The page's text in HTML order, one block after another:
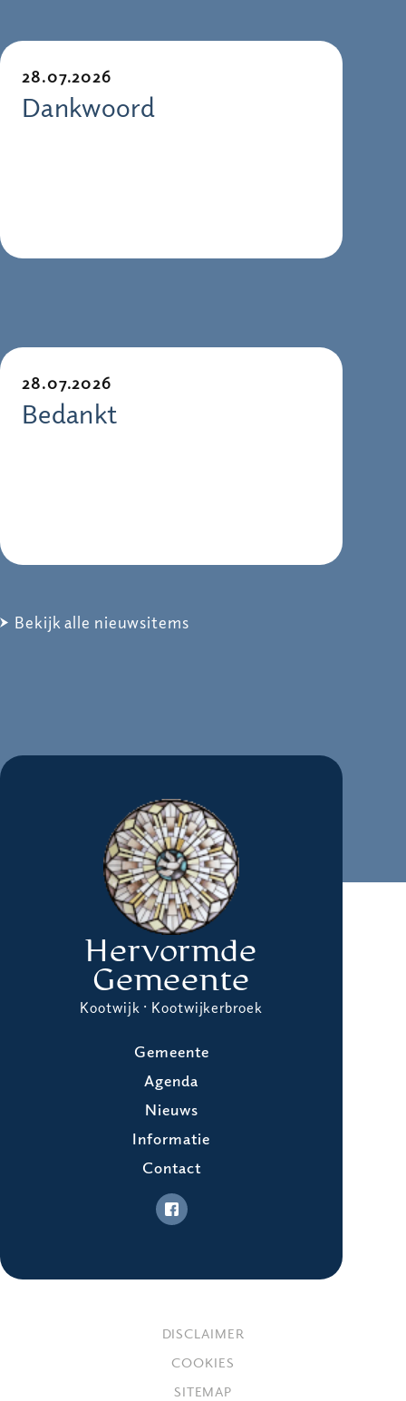
28.07.2026
Dankwoord
28.07.2026
Bedankt
Bekijk alle nieuwsitems
Hervormde
Gemeente
Kootwijk · Kootwijkerbroek
Gemeente
Agenda
Nieuws
Informatie
Contact
DISCLAIMER
COOKIES
SITEMAP